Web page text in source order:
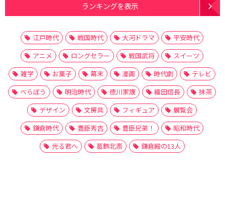
ランキングを表示
江戸時代 戦国時代 大河ドラマ
平安時代
アニメ
ロングセラー 戦国武将
スイーツ
雑学
お菓子 幕末 漫画 時代劇
テレビ
べらぼう
明治時代 徳川家康 織田信長
抹茶
デザイン
文房具 フィギュア
展覧会
鎌倉時代
豊臣秀吉 豊臣兄弟！
昭和時代
光る君へ
葛飾北斎 鎌倉殿の13人